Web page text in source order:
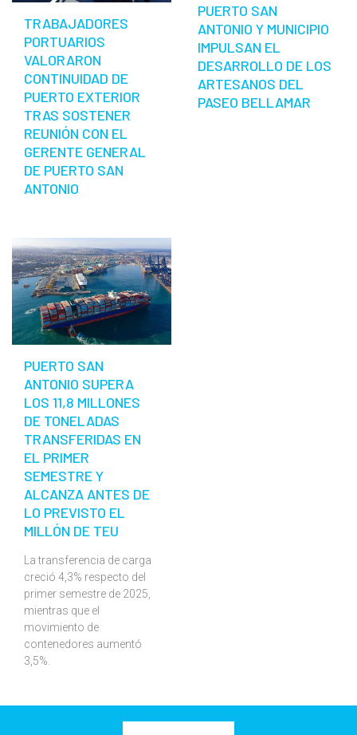
TRABAJADORES
PORTUARIOS
VALORARON
CONTINUIDAD DE
PUERTO EXTERIOR
TRAS SOSTENER
REUNIÓN CON EL
GERENTE GENERAL
DE PUERTO SAN
ANTONIO
PUERTO SAN
ANTONIO Y MUNICIPIO
IMPULSAN EL
DESARROLLO DE LOS
ARTESANOS DEL
PASEO BELLAMAR
PUERTO SAN
ANTONIO SUPERA
LOS 11,8 MILLONES
DE TONELADAS
TRANSFERIDAS EN
EL PRIMER
SEMESTRE Y
ALCANZA ANTES DE
LO PREVISTO EL
MILLÓN DE TEU
La transferencia de carga
creció 4,3% respecto del
primer semestre de 2025,
mientras que el
movimiento de
contenedores aumentó
3,5%.